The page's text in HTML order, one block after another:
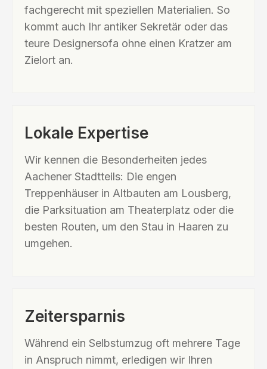
fachgerecht mit speziellen Materialien. So
kommt auch Ihr antiker Sekretär oder das
teure Designersofa ohne einen Kratzer am
Zielort an.
Lokale Expertise
Wir kennen die Besonderheiten jedes
Aachener Stadtteils: Die engen
Treppenhäuser in Altbauten am Lousberg,
die Parksituation am Theaterplatz oder die
besten Routen, um den Stau in Haaren zu
umgehen.
Zeitersparnis
Während ein Selbstumzug oft mehrere Tage
in Anspruch nimmt, erledigen wir Ihren